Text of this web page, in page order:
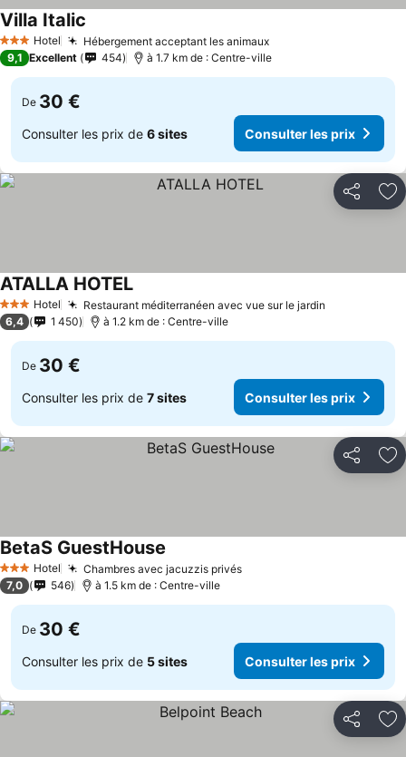
3 ÉtoilesHotel Hébergement acceptant les animaux
Villa Italic
9,1 Excellent 454 à 1.7 km de : Centre-ville
De 30 €
Consulter les prix de 6 sites Consulter les prix
Partager
3 ÉtoilesHotel Restaurant méditerranéen avec vue sur le jardin
ATALLA HOTEL
6,4 1 450 à 1.2 km de : Centre-ville
De 30 €
Consulter les prix de 7 sites Consulter les prix
Partager
3 ÉtoilesHotel Chambres avec jacuzzis privés
BetaS GuestHouse
7,0 546 à 1.5 km de : Centre-ville
De 30 €
Consulter les prix de 5 sites Consulter les prix
Partager